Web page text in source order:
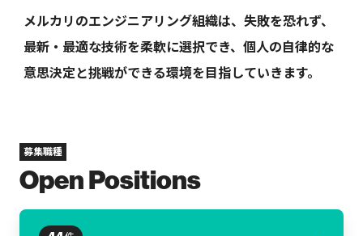
メルカリのエンジニアリング組織は、失敗を恐れず、
最新・最適な技術を柔軟に選択でき、個人の自律的な
意思決定と挑戦ができる環境を目指していきます。
募集職種
Open Positions